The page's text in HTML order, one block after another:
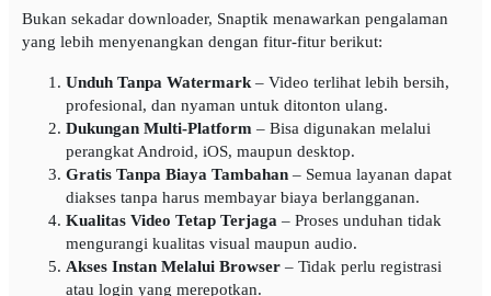
Bukan sekadar downloader, Snaptik menawarkan pengalaman
yang lebih menyenangkan dengan fitur-fitur berikut:
Unduh Tanpa Watermark – Video terlihat lebih bersih,
profesional, dan nyaman untuk ditonton ulang.
Dukungan Multi-Platform – Bisa digunakan melalui
perangkat Android, iOS, maupun desktop.
Gratis Tanpa Biaya Tambahan – Semua layanan dapat
diakses tanpa harus membayar biaya berlangganan.
Kualitas Video Tetap Terjaga – Proses unduhan tidak
mengurangi kualitas visual maupun audio.
Akses Instan Melalui Browser – Tidak perlu registrasi
atau login yang merepotkan.